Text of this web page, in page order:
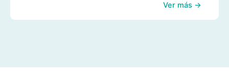
Ver más →